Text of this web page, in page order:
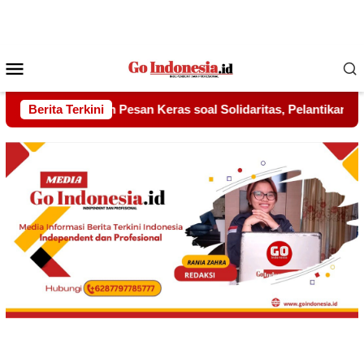
Mobile
Berita Terkini
Pelantikan Sambang Gagak Hitam Jadi Sinyal